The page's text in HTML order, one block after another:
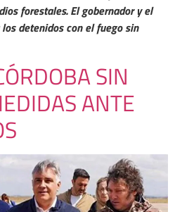
forestales. El gobernador y el
detenidos con el fuego sin
SIN
ANTE